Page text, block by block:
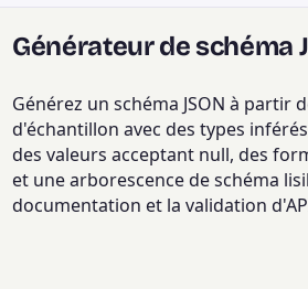
Générateur de schéma
Générez un schéma JSON à partir
d'échantillon avec des types
des valeurs acceptant null, des
et une arborescence de schéma
documentation et la validation